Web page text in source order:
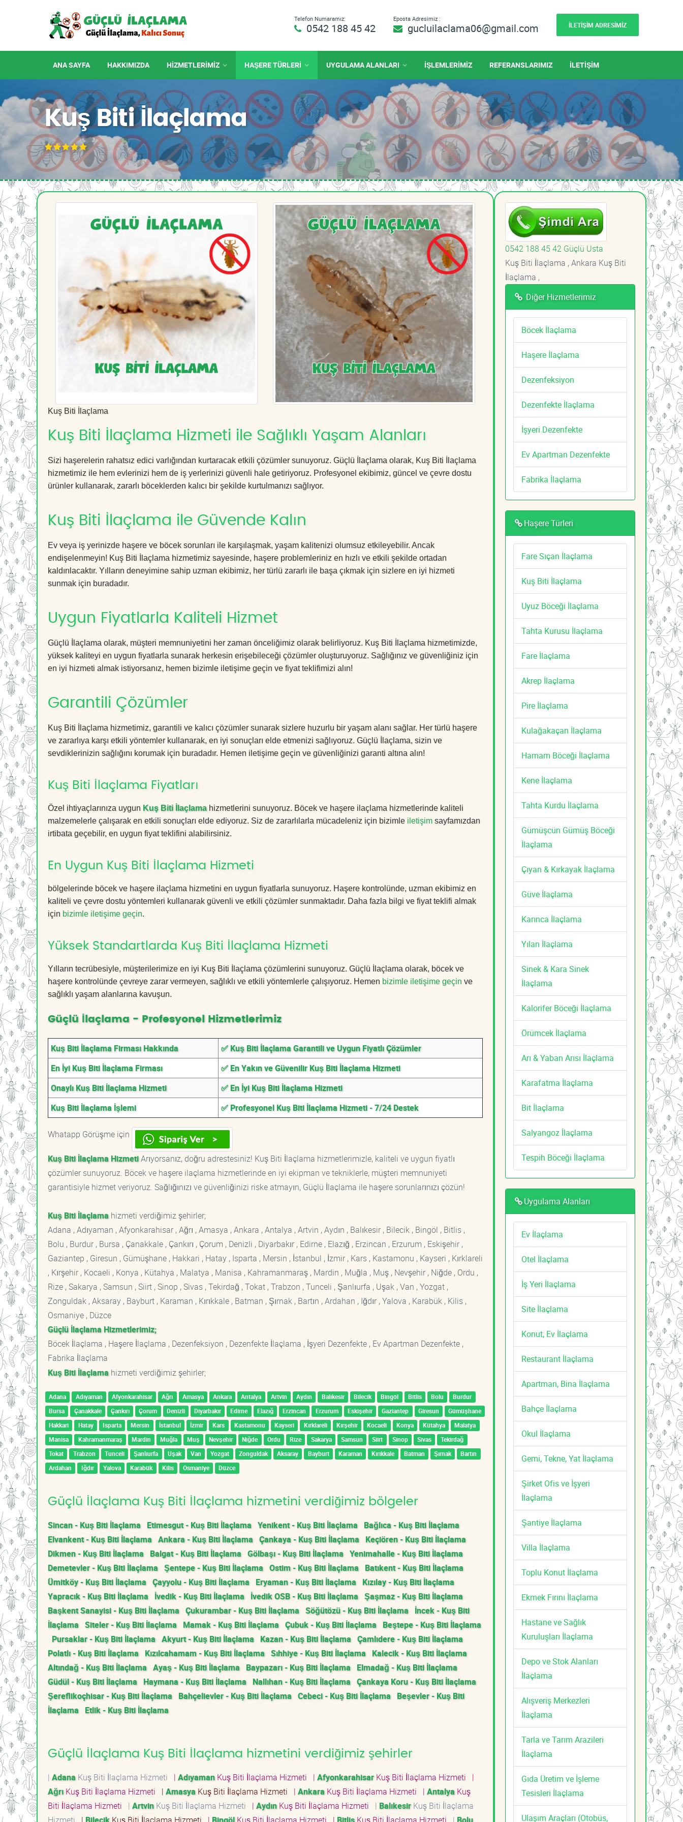
Telefon Numaramız:
0542 188 45 42
Eposta Adresimiz :
gucluilaclama06@gmail.com İLETİŞİM ADRESİMİZ
ANA SAYFA HAKKIMIZDA HIZMETLERIMIZ HAŞERE TÜRLERİ UYGULAMA ALANLARI İŞLEMLERİMİZ REFERANSLARIMIZ İLETİŞİM
Kuş Biti İlaçlama
Kuş Biti İlaçlama
Kuş Biti İlaçlama Hizmeti ile Sağlıklı Yaşam Alanları
Sizi haşerelerin rahatsız edici varlığından kurtaracak etkili çözümler sunuyoruz. Güçlü İlaçlama olarak, Kuş Biti İlaçlama
hizmetimiz ile hem evlerinizi hem de iş yerlerinizi güvenli hale getiriyoruz. Profesyonel ekibimiz, güncel ve çevre dostu
ürünler kullanarak, zararlı böceklerden kalıcı bir şekilde kurtulmanızı sağlıyor.
Kuş Biti İlaçlama ile Güvende Kalın
Ev veya iş yerinizde haşere ve böcek sorunları ile karşılaşmak, yaşam kalitenizi olumsuz etkileyebilir. Ancak
endişelenmeyin! Kuş Biti İlaçlama hizmetimiz sayesinde, haşere problemleriniz en hızlı ve etkili şekilde ortadan
kaldırılacaktır. Yılların deneyimine sahip uzman ekibimiz, her türlü zararlı ile başa çıkmak için sizlere en iyi hizmeti
sunmak için buradadır.
Uygun Fiyatlarla Kaliteli Hizmet
Güçlü İlaçlama olarak, müşteri memnuniyetini her zaman önceliğimiz olarak belirliyoruz. Kuş Biti İlaçlama hizmetimizde,
yüksek kaliteyi en uygun fiyatlarla sunarak herkesin erişebileceği çözümler oluşturuyoruz. Sağlığınız ve güvenliğiniz için
en iyi hizmeti almak istiyorsanız, hemen bizimle iletişime geçin ve fiyat teklifimizi alın!
Garantili Çözümler
Kuş Biti İlaçlama hizmetimiz, garantili ve kalıcı çözümler sunarak sizlere huzurlu bir yaşam alanı sağlar. Her türlü haşere
ve zararlıya karşı etkili yöntemler kullanarak, en iyi sonuçları elde etmenizi sağlıyoruz. Güçlü İlaçlama, sizin ve
sevdiklerinizin sağlığını korumak için buradadır. Hemen iletişime geçin ve güvenliğinizi garanti altına alın!
Kuş Biti İlaçlama Fiyatları
Özel ihtiyaçlarınıza uygun Kuş Biti İlaçlamahizmetlerini sunuyoruz. Böcek ve haşere ilaçlama hizmetlerinde kaliteli
malzemelerle çalışarak en etkili sonuçları elde ediyoruz. Siz de zararlılarla mücadeleniz için bizimle iletişim sayfamızdan
irtibata geçebilir, en uygun fiyat teklifini alabilirsiniz.
En Uygun Kuş Biti İlaçlama Hizmeti
bölgelerinde böcek ve haşere ilaçlama hizmetini en uygun fiyatlarla sunuyoruz. Haşere kontrolünde, uzman ekibimiz en
kaliteli ve çevre dostu yöntemleri kullanarak güvenli ve etkili çözümler sunmaktadır. Daha fazla bilgi ve fiyat teklifi almak
için bizimle iletişime geçin.
Yüksek Standartlarda Kuş Biti İlaçlama Hizmeti
Yılların tecrübesiyle, müşterilerimize en iyi Kuş Biti İlaçlama çözümlerini sunuyoruz. Güçlü İlaçlama olarak, böcek ve
haşere kontrolünde çevreye zarar vermeyen, sağlıklı ve etkili yöntemlerle çalışıyoruz. Hemen bizimle iletişime geçin ve
sağlıklı yaşam alanlarına kavuşun.
Güçlü İlaçlama - Profesyonel Hizmetlerimiz
Kuş Biti İlaçlama Firması Hakkında
✅ Kuş Biti İlaçlama Garantili ve Uygun Fiyatlı Çözümler
En İyi Kuş Biti İlaçlama Firması
✅ En Yakın ve Güvenilir Kuş Biti İlaçlama Hizmeti
Onaylı Kuş Biti İlaçlama Hizmeti
✅ En İyi Kuş Biti İlaçlama Hizmeti
Kuş Biti İlaçlama İşlemi
✅ Profesyonel Kuş Biti İlaçlama Hizmeti - 7/24 Destek
Whatapp Görüşme için
Kuş Biti İlaçlama HizmetiArıyorsanız, doğru adrestesiniz! Kuş Biti İlaçlama hizmetlerimizle, kaliteli ve uygun fiyatlı
çözümler sunuyoruz. Böcek ve haşere ilaçlama hizmetlerinde en iyi ekipman ve tekniklerle, müşteri memnuniyeti
garantisiyle hizmet veriyoruz. Sağlığınızı ve güvenliğinizi riske atmayın, Güçlü İlaçlama ile haşere sorunlarınızı çözün!
Kuş Biti İlaçlama hizmeti verdiğimiz şehirler;
Adana , Adıyaman , Afyonkarahisar , Ağrı , Amasya , Ankara , Antalya , Artvin , Aydın , Balıkesir , Bilecik , Bingöl , Bitlis ,
Bolu , Burdur , Bursa , Çanakkale , Çankırı , Çorum , Denizli , Diyarbakır , Edirne , Elazığ , Erzincan , Erzurum , Eskişehir ,
Gaziantep , Giresun , Gümüşhane , Hakkari , Hatay , Isparta , Mersin , İstanbul , İzmir , Kars , Kastamonu , Kayseri , Kırklareli
, Kırşehir , Kocaeli , Konya , Kütahya , Malatya , Manisa , Kahramanmaraş , Mardin , Muğla , Muş , Nevşehir , Niğde , Ordu ,
Rize , Sakarya , Samsun , Siirt , Sinop , Sivas , Tekirdağ , Tokat , Trabzon , Tunceli , Şanlıurfa , Uşak , Van , Yozgat ,
Zonguldak , Aksaray , Bayburt , Karaman , Kırıkkale , Batman , Şırnak , Bartın , Ardahan , Iğdır , Yalova , Karabük , Kilis ,
Osmaniye , Düzce
Güçlü İlaçlama Hizmetlerimiz;
Böcek İlaçlama , Haşere İlaçlama , Dezenfeksiyon , Dezenfekte İlaçlama , İşyeri Dezenfekte , Ev Apartman Dezenfekte ,
Fabrika İlaçlama
Kuş Biti İlaçlama hizmeti verdiğimiz şehirler;
Adana Adıyaman Afyonkarahisar Ağrı Amasya Ankara Antalya Artvin Aydın Balıkesir Bilecik Bingöl Bitlis Bolu
Burdur
Bursa
Çanakkale Çankırı Çorum Denizli Diyarbakır Edirne Elazığ Erzincan Erzurum Eskişehir Gaziantep Giresun
Gümüşhane
Hakkari
Hatay Isparta Mersin İstanbul İzmir Kars Kastamonu Kayseri Kırklareli Kırşehir Kocaeli Konya Kütahya
Malatya
Manisa
Kahramanmaraş Mardin Muğla Muş Nevşehir Niğde Ordu Rize Sakarya Samsun Siirt Sinop Sivas
Tekirdağ
Tokat
Trabzon Tunceli Şanlıurfa Uşak Van Yozgat Zonguldak Aksaray Bayburt Karaman Kırıkkale Batman Şırnak
Bartın
Ardahan
Iğdır Yalova Karabük Kilis Osmaniye Düzce
Güçlü İlaçlama Kuş Biti İlaçlama hizmetini verdiğimiz bölgeler
Sincan - Kuş Biti İlaçlama Etimesgut - Kuş Biti İlaçlama Yenikent - Kuş Biti İlaçlama Bağlıca - Kuş Biti İlaçlama
Elvankent - Kuş Biti İlaçlama Ankara - Kuş Biti İlaçlama Çankaya - Kuş Biti İlaçlama Keçiören - Kuş Biti İlaçlama
Dikmen - Kuş Biti İlaçlama Balgat - Kuş Biti İlaçlama Gölbaşı - Kuş Biti İlaçlama Yenimahalle - Kuş Biti İlaçlama
Demetevler - Kuş Biti İlaçlama Şentepe - Kuş Biti İlaçlama Ostim - Kuş Biti İlaçlama Batıkent - Kuş Biti İlaçlama
Ümitköy - Kuş Biti İlaçlama Çayyolu - Kuş Biti İlaçlama Eryaman - Kuş Biti İlaçlama Kızılay - Kuş Biti İlaçlama
Yapracık - Kuş Biti İlaçlama İvedik - Kuş Biti İlaçlama İvedik OSB - Kuş Biti İlaçlama Şaşmaz - Kuş Biti İlaçlama
Başkent Sanayisi - Kuş Biti İlaçlama Çukurambar - Kuş Biti İlaçlama Söğütözü - Kuş Biti İlaçlama İncek - Kuş Biti
İlaçlama Siteler - Kuş Biti İlaçlama Mamak - Kuş Biti İlaçlama Çubuk - Kuş Biti İlaçlama Beştepe - Kuş Biti İlaçlama
Pursaklar - Kuş Biti İlaçlama Akyurt - Kuş Biti İlaçlama Kazan - Kuş Biti İlaçlama Çamlıdere - Kuş Biti İlaçlama
Polatlı - Kuş Biti İlaçlama Kızılcahamam - Kuş Biti İlaçlama Sıhhiye - Kuş Biti İlaçlama Kalecik - Kuş Biti İlaçlama
Altındağ - Kuş Biti İlaçlama Ayaş - Kuş Biti İlaçlama Baypazarı - Kuş Biti İlaçlama Elmadağ - Kuş Biti İlaçlama
Güdül - Kuş Biti İlaçlama Haymana - Kuş Biti İlaçlama Nallıhan - Kuş Biti İlaçlama Çankaya Koru - Kuş Biti İlaçlama
Şereflikoçhisar - Kuş Biti İlaçlama Bahçelievler - Kuş Biti İlaçlama Cebeci - Kuş Biti İlaçlama Beşevler - Kuş Biti
İlaçlama Etlik - Kuş Biti İlaçlama
Güçlü İlaçlama Kuş Biti İlaçlama hizmetini verdiğimiz şehirler
| Adana Kuş Biti İlaçlama Hizmeti | AdıyamanKuş Biti İlaçlama Hizmeti | Afyonkarahisar Kuş Biti İlaçlama Hizmeti
|
AğrıKuş Biti İlaçlama Hizmeti | Amasya Kuş Biti İlaçlama Hizmeti | Ankara Kuş Biti İlaçlama Hizmeti | Antalya Kuş
Biti İlaçlama Hizmeti
| ArtvinKuş Biti İlaçlama Hizmeti | AydınKuş Biti İlaçlama Hizmeti | Balıkesir Kuş Biti İlaçlama
0542 188 45 42 Güçlü Usta
Kuş Biti İlaçlama , Ankara Kuş Biti
İlaçlama ,
Diğer Hizmetlerimiz
Böcek İlaçlama
Haşere İlaçlama
Dezenfeksiyon
Dezenfekte İlaçlama
İşyeri Dezenfekte
Ev Apartman Dezenfekte
Fabrika İlaçlama
Haşere Türleri
Fare Sıçan İlaçlama
Kuş Biti İlaçlama
Uyuz Böceği İlaçlama
Tahta Kurusu İlaçlama
Fare İlaçlama
Akrep İlaçlama
Pire İlaçlama
Kulağakaçan İlaçlama
Hamam Böceği İlaçlama
Kene İlaçlama
Tahta Kurdu İlaçlama
Gümüşcün Gümüş Böceği
İlaçlama
Çıyan & Kırkayak İlaçlama
Güve İlaçlama
Karınca İlaçlama
Yılan İlaçlama
Sinek & Kara Sinek
İlaçlama
Kalorifer Böceği İlaçlama
Örümcek İlaçlama
Arı & Yaban Arısı İlaçlama
Karafatma İlaçlama
Bit İlaçlama
Salyangoz İlaçlama
Tespih Böceği İlaçlama
Uygulama Alanları
Ev İlaçlama
Otel İlaçlama
İş Yeri İlaçlama
Site İlaçlama
Konut, Ev İlaçlama
Restaurant İlaçlama
Apartman, Bina İlaçlama
Bahçe İlaçlama
Okul İlaçlama
Gemi, Tekne, Yat İlaçlama
Şirket Ofis ve İşyeri
İlaçlama
Şantiye İlaçlama
Villa İlaçlama
Toplu Konut İlaçlama
Ekmek Fırını İlaçlama
Hastane ve Sağlık
Kuruluşları İlaçlama
Depo ve Stok Alanları
İlaçlama
Alışveriş Merkezleri
İlaçlama
Tarla ve Tarım Arazileri
İlaçlama
Gıda Üretim ve İşleme
Tesisleri İlaçlama
Ulaşım Araçları (Otobüs,